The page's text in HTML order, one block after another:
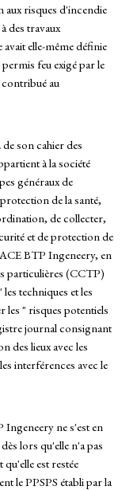
aux risques d'incendie
des travaux
elle-même définie
feu exigé par le
au
son cahier des
à la société
généraux de
de la santé,
de collecter,
et de protection de
BTP Ingeneery, en
particulières (CCTP)
techniques et les
les " risques potentiels
journal consignant
des lieux avec les
interférences avec le
Ingeneery ne s'est en
lors qu'elle n'a pas
est restée
le PPSPS établi par la